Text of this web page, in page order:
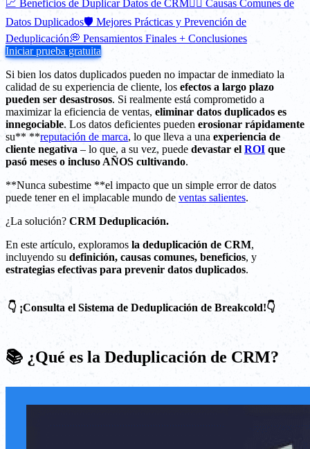
📈 Beneficios de Duplicar Datos de CRM⛓️‍💥 Causas Comunes de
Datos Duplicados🛡️ Mejores Prácticas y Prevención de
Deduplicación💭 Pensamientos Finales + Conclusiones
Iniciar prueba gratuita
Si bien los datos duplicados pueden no impactar de inmediato la
calidad de su experiencia de cliente, los efectos a largo plazo
pueden ser desastrosos. Si realmente está comprometido a
maximizar la eficiencia de ventas, eliminar datos duplicados es
innegociable. Los datos deficientes pueden erosionar rápidamente
su** **reputación de marca, lo que lleva a una experiencia de
cliente negativa – lo que, a su vez, puede devastar el ROI que
pasó meses o incluso AÑOS cultivando.
**Nunca subestime **el impacto que un simple error de datos
puede tener en el implacable mundo de ventas salientes.
¿La solución? CRM Deduplicación.
En este artículo, exploramos la deduplicación de CRM,
incluyendo su definición, causas comunes, beneficios, y
estrategias efectivas para prevenir datos duplicados.
👇 ¡Consulta el Sistema de Deduplicación de Breakcold!👇
📚 ¿Qué es la Deduplicación de CRM?